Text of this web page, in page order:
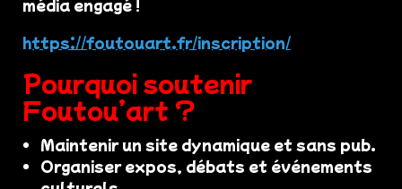
média engagé !
https://foutouart.fr/inscription/
Pourquoi soutenir
Foutou’art ?
Maintenir un site dynamique et sans pub.
Organiser expos, débats et événements